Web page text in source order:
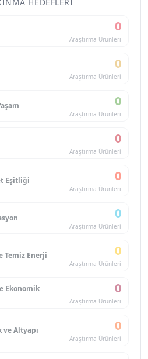
0
Araştırma Ürünleri
0
Araştırma Ürünleri
0
Araştırma Ürünleri
0
Araştırma Ürünleri
Eşitliği 0
Araştırma Ürünleri
0
Araştırma Ürünleri
Temiz Enerji 0
Araştırma Ürünleri
Ekonomik
0
Araştırma Ürünleri
Altyapı 0
Araştırma Ürünleri